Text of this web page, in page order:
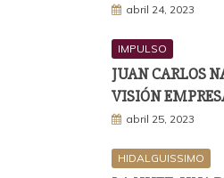
abril 24, 2023
IMPULSO
JUAN CARLOS
VISIÓN
abril 25, 2023
HIDALGUISSIMO